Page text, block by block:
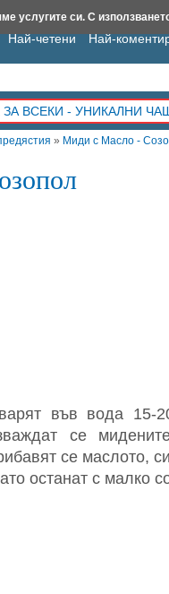
» Миди с Масло -
във вода 15-
се
се маслото,
останат с малко
Най-четени Най-
ЗА ВСЕКИ - УНИКАЛНИ
BauBau.bg NewAge.bg
услугите си. С